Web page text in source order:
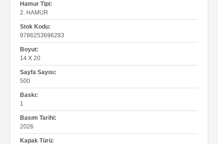
Hamur Tipi:
2. HAMUR
Stok Kodu:
9786253696283
Boyut:
14 X 20
Sayfa Sayısı:
500
Baskı:
1
Basım Tarihi:
2026
Kapak Türü: